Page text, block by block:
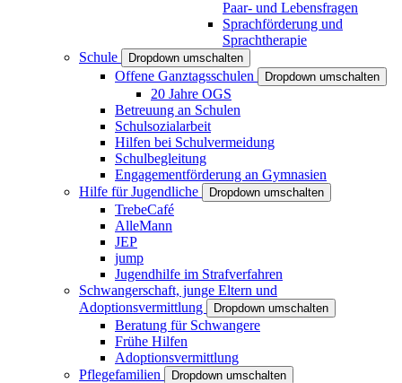
Paar- und Lebensfragen
Sprachförderung und
Sprachtherapie
Schule
Dropdown umschalten
Offene Ganztagsschulen Dropdown umschalten
20 Jahre OGS
Betreuung an Schulen
Schulsozialarbeit
Hilfen bei Schulvermeidung
Schulbegleitung
Engagementförderung an Gymnasien
Hilfe für Jugendliche
Dropdown umschalten
TrebeCafé
AlleMann
JEP
jump
Jugendhilfe im Strafverfahren
Schwangerschaft, junge Eltern und
Adoptionsvermittlung
Dropdown umschalten
Beratung für Schwangere
Frühe Hilfen
Adoptionsvermittlung
Pflegefamilien
Dropdown umschalten